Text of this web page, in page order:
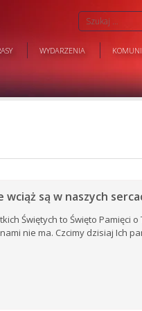
WYDARZENIA
wciąż są w naszych
Świętych to Święto Pamięci
nie ma. Czcimy dzisiaj Ich